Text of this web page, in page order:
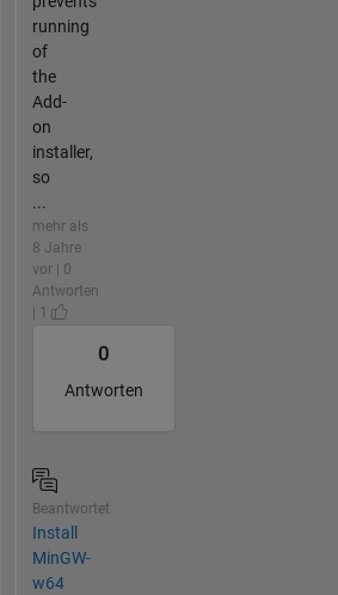
running
of
the
Add-
on
installer,
so
...
mehr als
8 Jahre
vor | 0
Antworten
| 1
0
Antworten
Beantwortet
Install
MinGW-
w64